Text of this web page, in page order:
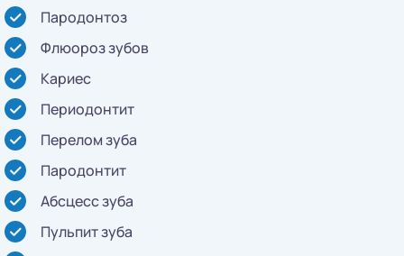
Пародонтоз
Флюороз зубов
Кариес
Периодонтит
Перелом зуба
Пародонтит
Абсцесс зуба
Пульпит зуба